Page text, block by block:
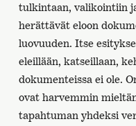
tulkintaan, valikointiin
herättävät eloon
luovuuden. Itse
eleillään, katseillaan,
dokumenteissa ei ole.
ovat harvemmin
tapahtuman yhdeksi